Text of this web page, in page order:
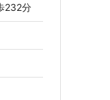
232分